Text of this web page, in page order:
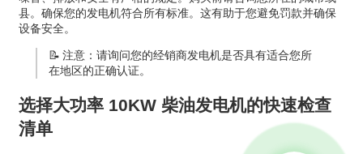
县。确保您的发电机符合所有标准。这有助于您避免罚款并确保
设备安全。
📝 注意：请询问您的经销商发电机是否具有适合您所
在地区的正确认证。
选择大功率 10KW 柴油发电机的快速检查
清单